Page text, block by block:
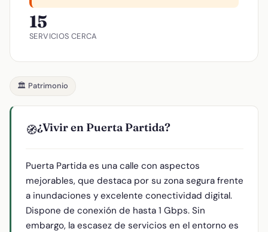
15
SERVICIOS CERCA
🏛️ Patrimonio
🧭¿Vivir en Puerta Partida?
Puerta Partida es una calle con aspectos
mejorables, que destaca por su zona segura frente
a inundaciones y excelente conectividad digital.
Dispone de conexión de hasta 1 Gbps. Sin
embargo, la escasez de servicios en el entorno es